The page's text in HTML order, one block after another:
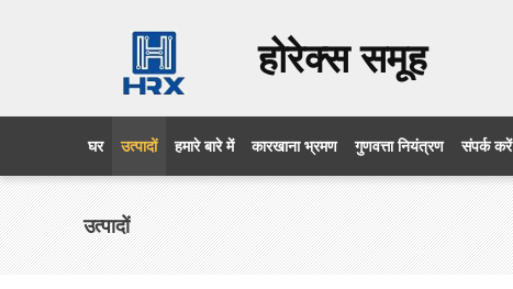
होरेक्स समूह
घर उत्पादों हमारे बारे में कारखाना भ्रमण गुणवत्ता नियंत्रण संपर्क करें
उत्पादों